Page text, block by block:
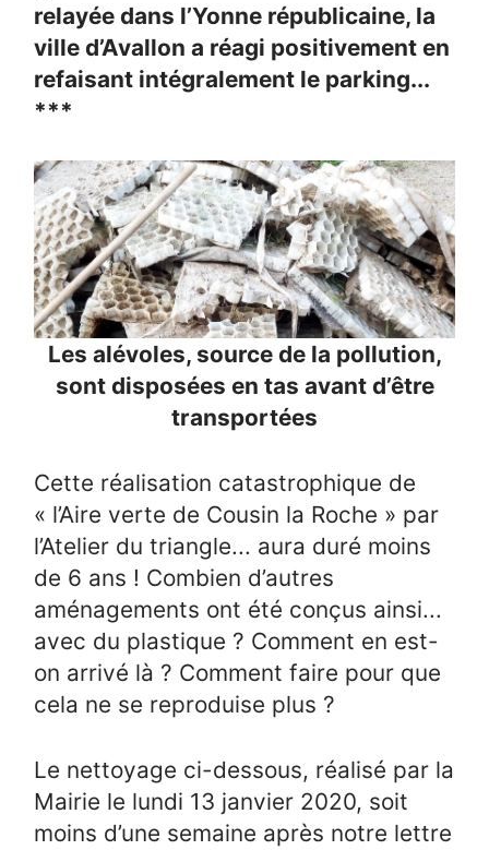
relayée dans l’Yonne républicaine, la
ville d’Avallon a réagi positivement en
refaisant intégralement le parking...
***
Les alévoles, source de la pollution,
sont disposées en tas avant d’être
transportées
Cette réalisation catastrophique de
« l’Aire verte de Cousin la Roche » par
l’Atelier du triangle... aura duré moins
de 6 ans ! Combien d’autres
aménagements ont été conçus ainsi...
avec du plastique ? Comment en est-
on arrivé là ? Comment faire pour que
cela ne se reproduise plus ?
Le nettoyage ci-dessous, réalisé par la
Mairie le lundi 13 janvier 2020, soit
moins d’une semaine après notre lettre